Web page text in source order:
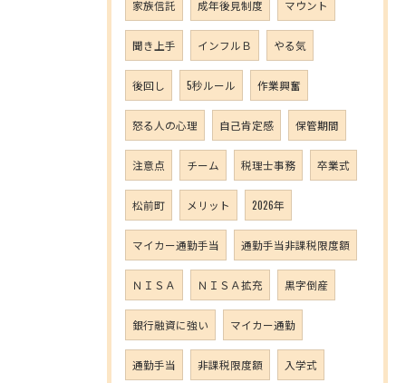
家族信託 成年後見制度 マウント
聞き上手 インフルＢ やる気
後回し 5秒ルール 作業興奮
怒る人の心理 自己肯定感 保管期間
注意点 チーム 税理士事務 卒業式
松前町 メリット 2026年
マイカー通勤手当 通勤手当非課税限度額
ＮＩＳＡ ＮＩＳＡ拡充 黒字倒産
銀行融資に強い マイカー通勤
通勤手当 非課税限度額 入学式